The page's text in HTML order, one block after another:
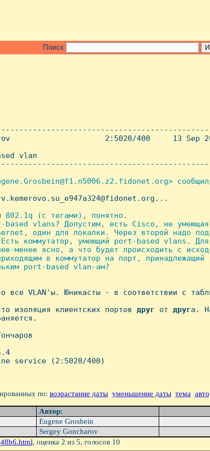
Поиск
2:5020/400     13 Sep
vlan
802.1q (с тегами), понятно.
vlans? Допустим, есть Cisco, не
один для локалки. Через второй надо
коммутатор, умеющий port-based vlans. Для
менее ясно, а что будет происходить с
в коммутатор на порт, принадлежащий
port-based vlan-ам?
все VLAN'ы. Юникасты - в соответствии с
изоляция клиентских портов друг от друга.
service (2:5020/400)
по: возрастание даты уменьшение даты тема
Автор:
Eugene Grosbein
Sergey Goncharov
, оценка 2 из 5, голосов 10